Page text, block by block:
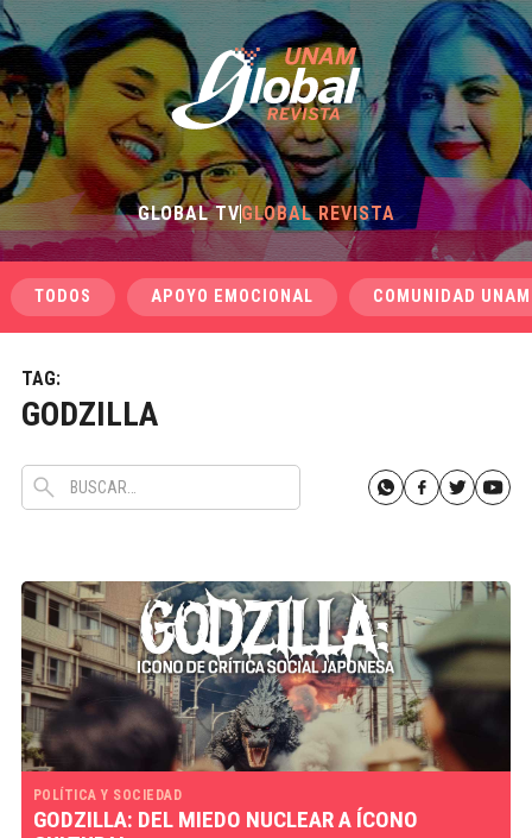
GLOBAL TVGLOBAL REVISTA
TODOS APOYO EMOCIONAL COMUNIDAD UNAM
TAG:
GODZILLA
POLÍTICA Y SOCIEDAD
GODZILLA: DEL MIEDO NUCLEAR A ÍCONO